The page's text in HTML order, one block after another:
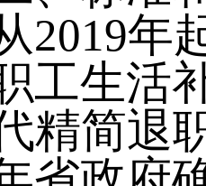
年起
工生活
精简退